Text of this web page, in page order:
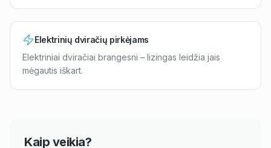
Elektrinių dviračių pirkėjams
Elektriniai dviračiai brangesni – lizingas leidžia jais
mėgautis iškart.
Kaip veikia?